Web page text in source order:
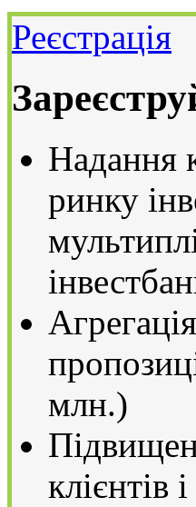
Реєстрація
Надання
ринку
млн.)
клієнтів